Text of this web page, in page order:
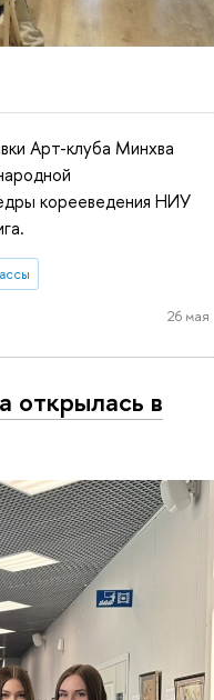
Арт-клуба Минхва
корееведения НИУ
26 мая
открылась в